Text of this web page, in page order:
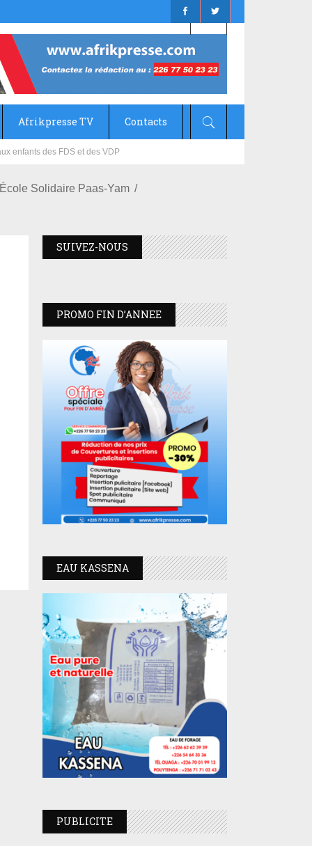
Afrikpresse TV Contacts
Solidaire Paas-Yam
SUIVEZ-NOUS
PROMO FIN D’ANNEE
EAU KASSENA
PUBLICITE